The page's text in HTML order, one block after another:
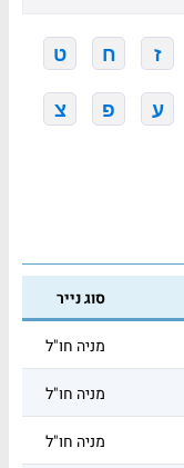
ז ח ט
ע פ צ
סוג נייר
מניה חו"ל
מניה חו"ל
מניה חו"ל